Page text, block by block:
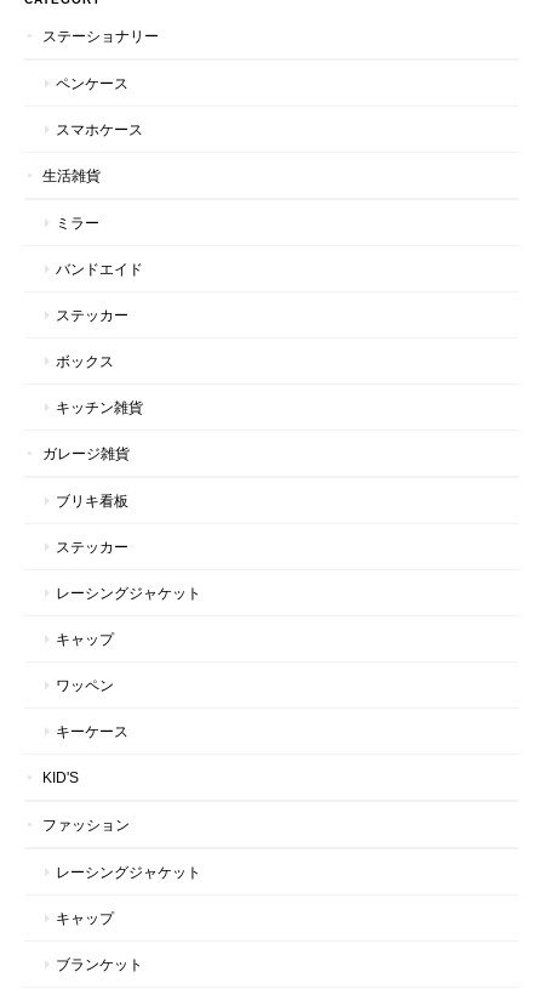
ステーショナリー
ペンケース
スマホケース
生活雑貨
ミラー
バンドエイド
ステッカー
ボックス
キッチン雑貨
ガレージ雑貨
ブリキ看板
ステッカー
レーシングジャケット
キャップ
ワッペン
キーケース
KID'S
ファッション
レーシングジャケット
キャップ
ブランケット